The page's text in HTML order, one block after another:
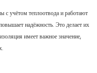
учётом теплоотвода и работают
надёжность. Это делает их
имеет важное значение,